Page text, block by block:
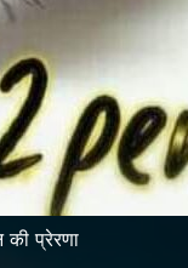
की प्रेरणा